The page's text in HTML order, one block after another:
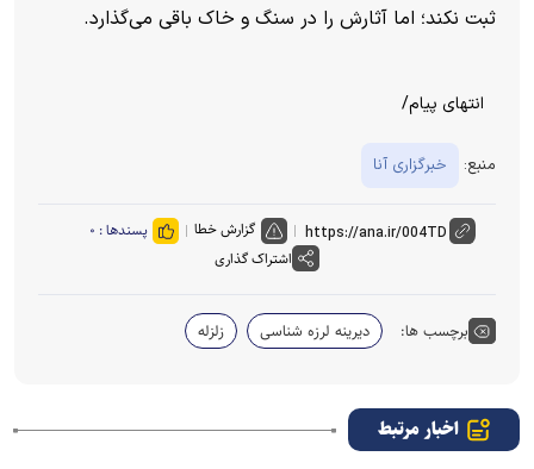
ثبت نکند؛ اما آثارش را در سنگ و خاک باقی می‌گذارد.
انتهای پیام/
منبع: خبرگزاری آنا
گزارش خطا پسندها : ۰
اشتراک گذاری
برچسب ها: دیرینه لرزه شناسی زلزله
اخبار مرتبط